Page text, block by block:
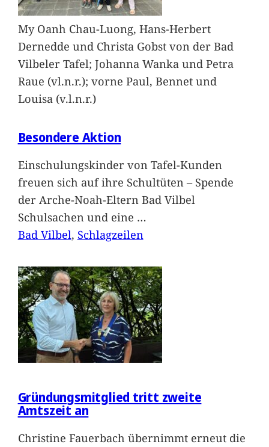
My Oanh Chau-Luong, Hans-Herbert
Dernedde und Christa Gobst von der Bad
Vilbeler Tafel; Johanna Wanka und Petra
Raue (vl.n.r.); vorne Paul, Bennet und
Louisa (v.l.n.r.)
Besondere Aktion
Einschulungskinder von Tafel-Kunden
freuen sich auf ihre Schultüten – Spende
der Arche-Noah-Eltern Bad Vilbel
Schulsachen und eine …
Bad Vilbel, Schlagzeilen
Gründungsmitglied tritt zweite
Amtszeit an
Christine Fauerbach übernimmt erneut die